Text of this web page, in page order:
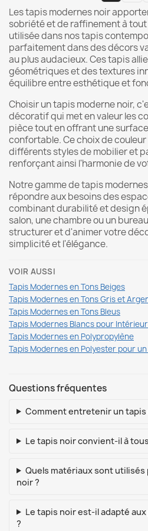
Les tapis modernes noir
sobriété et de raffinement à
utilisée dans nos tapis
parfaitement dans des décors
au plus audacieux. Ces tapis
géométriques et des textures
équilibre entre esthétique et
Choisir un tapis moderne noir,
décoratif qui met en valeur les
pièce tout en offrant une
confortable. Ce choix de
différents styles de mobilier et
renforçant ainsi l'harmonie de
Notre gamme de tapis
répondre aux besoins des
combinant durabilité et design
salon, une chambre ou un
structurer et d'animer votre
simplicité et l'élégance.
VOIR AUSSI
Tapis Modernes en Tons Beiges
Tapis Modernes en Tons Gris et
Tapis Modernes en Tons Bleus
Tapis Modernes Blancs pour
Tapis Modernes en Polypropylène
Tapis Modernes en Polyester pour
Questions fréquentes
Comment entretenir un tapis
Le tapis noir convient-il à
Quels matériaux sont
noir ?
Le tapis noir est-il adapté
?